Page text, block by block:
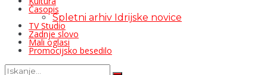
Časopis
Spletni arhiv Idrijske novice
TV Studio
Zadnje slovo
Mali oglasi
Promocijsko besedilo